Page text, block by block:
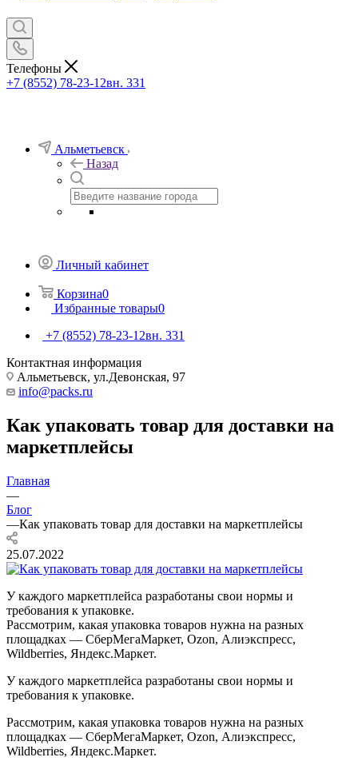
Телефоны
+7 (8552) 78-23-12вн. 331
Альметьевск
Назад
Личный кабинет
Корзина0
Избранные товары0
+7 (8552) 78-23-12вн. 331
Контактная информация
Альметьевск, ​ул.Девонская, 97
info@packs.ru
Как упаковать товар для доставки на
маркетплейсы
Главная
—
Блог
—Как упаковать товар для доставки на маркетплейсы
25.07.2022
У каждого маркетплейса разработаны свои нормы и
требования к упаковке.
Рассмотрим, какая упаковка товаров нужна на разных
площадках — СберМегаМаркет, Ozon, Алиэкспресс,
Wildberries, Яндекс.Маркет.
У каждого маркетплейса разработаны свои нормы и
требования к упаковке.
Рассмотрим, какая упаковка товаров нужна на разных
площадках — СберМегаМаркет, Ozon, Алиэкспресс,
Wildberries, Яндекс.Маркет.